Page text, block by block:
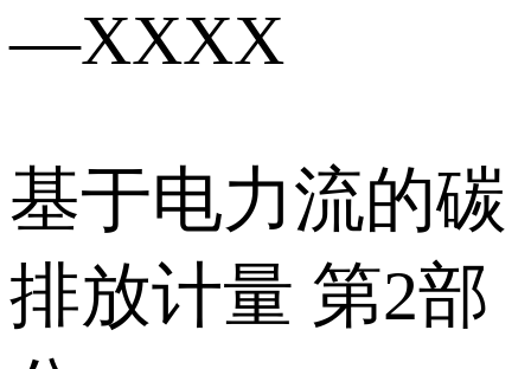
—XXXX
基于电力流的碳
排放计量 第2部